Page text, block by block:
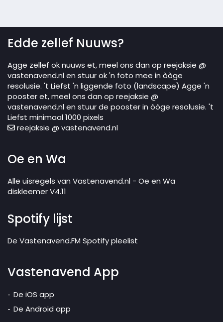
Edde zellef Nuuws?
Agge zellef ok nuuws et, meel ons dan op reejaksie @
vastenavend.nl en stuur ok 'n foto mee in òòge
resolusie. 't Liefst 'n liggende foto (landscape) Agge 'n
pooster et, meel ons dan op reejaksie @
vastenavend.nl en stuur de pooster in òòge resolusie. 't
Liefst minimaal 1000 pixels
reejaksie @ vastenavend.nl
Oe en Wa
Alle uisregels van Vastenavend.nl - Oe en Wa
diskleemer V4.11
Spotify lijst
De Vastenavend.FM Spotify pleelist
Vastenavend App
De iOS app
De Android app